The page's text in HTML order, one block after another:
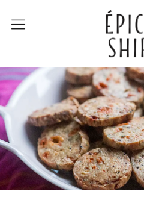
Épices Shira
Revenir à
À la